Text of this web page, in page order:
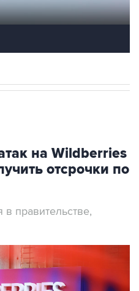
на Wildberries
отсрочки по
в правительстве,